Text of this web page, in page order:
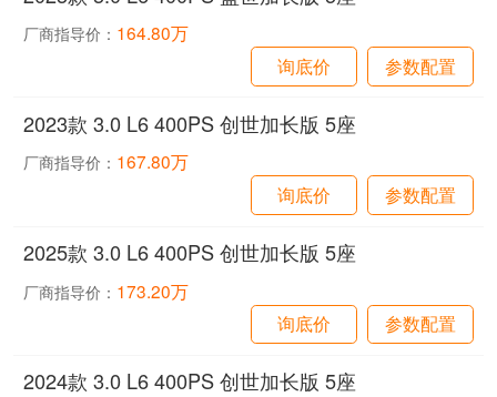
厂商指导价： 164.80万
询底价
参数配置
2023款 3.0 L6 400PS 创世加长版 5座
厂商指导价： 167.80万
询底价
参数配置
2025款 3.0 L6 400PS 创世加长版 5座
厂商指导价： 173.20万
询底价
参数配置
2024款 3.0 L6 400PS 创世加长版 5座